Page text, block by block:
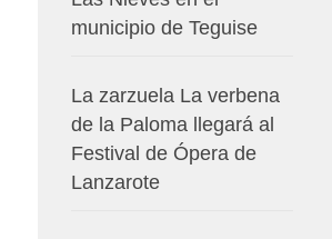
municipio de Teguise
La zarzuela La verbena
de la Paloma llegará al
Festival de Ópera de
Lanzarote